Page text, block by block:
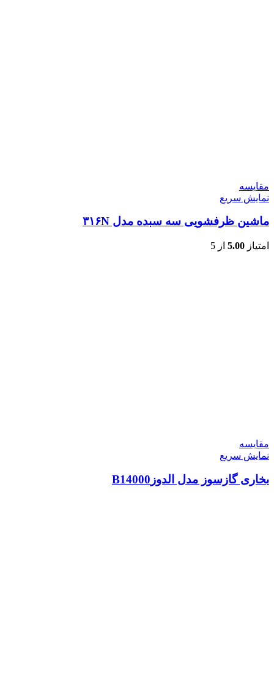
مقايسه
نمایش سریع
ماشین ظرفشویی سه سبده مدل ۳۱۶N
امتیاز 5.00 از 5
مقايسه
نمایش سریع
بخاری گازسوز مدل الدوزB14000